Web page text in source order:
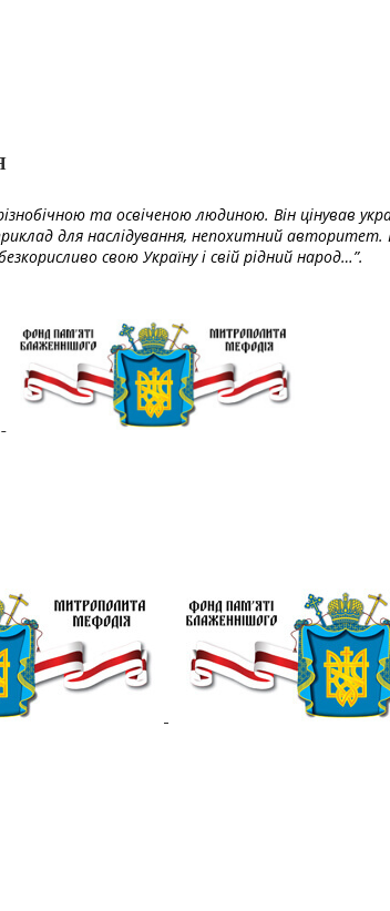
та освіченою людиною. Він цінував
для наслідування, непохитний
свою Україну і свій рідний народ…”.